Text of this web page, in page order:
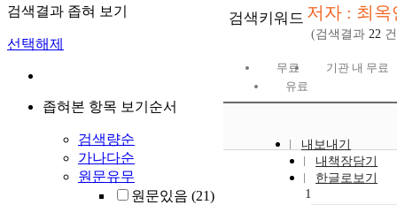
검색결과 좁혀 보기
선택해제
좁혀본 항목 보기순서
검색량순
가나다순
원문유무
원문있음 (21)
검색키워드 저자 : 최옥
(검색결과 22
무료
기관 내 무료
유료
내보내기
내책장담기
한글로보기
1